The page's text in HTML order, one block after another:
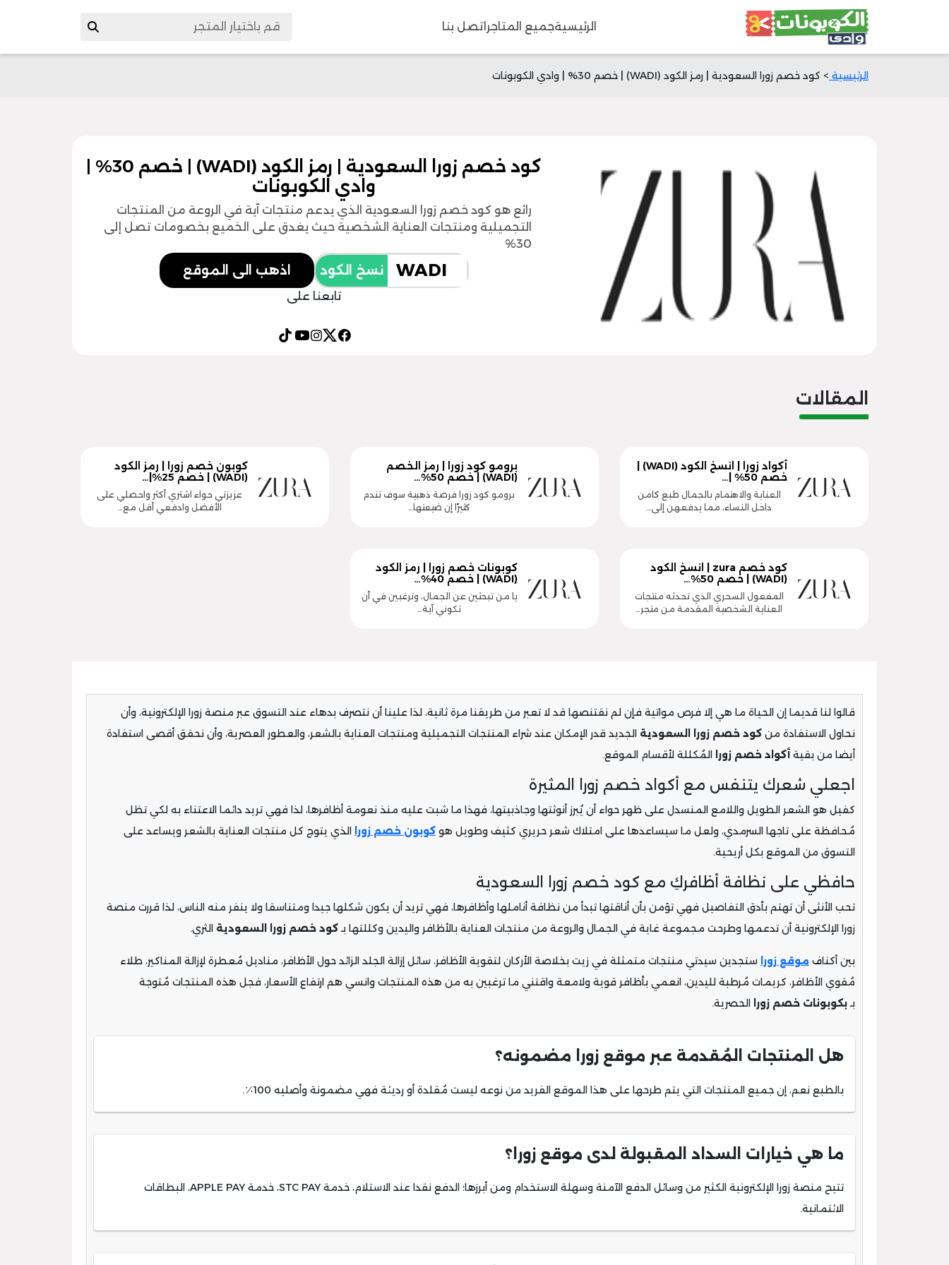
الرئيسيةجميع المتاجر اتصل بنا
الرئيسية > كود خصم زورا السعودية | رمز الكود (WADI) | خصم 30% | وادي الكوبونات
كود خصم زورا السعودية | رمز الكود (WADI) | خصم 30% |
وادي الكوبونات
رائع هو كود خصم زورا السعودية الذي يدعم منتجات آية في الروعة من المنتجات
التجميلية ومنتجات العناية الشخصية حيث يغدق على الخميع بخصومات تصل إلى
30%
نسخ الكود اذهب الى الموقع
تابعنا على
المقالات
أكواد زورا | انسخ الكود (WADI) |
خصم 50% |…
العناية والاهتمام بالجمال طبع كامن
داخل النساء، مما يدفعهن إلى…
برومو كود زورا | رمز الخصم
(WADI) | خصم 50%…
برومو كود زورا فرصة ذهبية سوف تندم
كثيرًا إن ضيعتها…
كوبون خصم زورا | رمز الكود
(WADI) | خصم 25%|…
عزيزتي حواء اشتري أكثر واحصلي على
الأفضل وادفعي أقل مع…
كود خصم zura | انسخ الكود
(WADI) | خصم 50%…
المفعول السحري الذي تحدثه منتجات
العناية الشخصية المقدمة من متجر…
كوبونات خصم زورا | رمز الكود
(WADI) | خصم 40%…
يا من تبحثين عن الجمال، وترغبين في أن
تكوني آية…
قالوا لنا قديما إن الحياة ما هي إلا فرص مواتية فإن لم نقتنصها قد لا تعبر من طريقنا مرة ثانية، لذا علينا أن نتصرف بدهاء عند التسوق عبر منصة زورا الإلكترونية، وأن
نحاول الاستفادة من كود خصم زورا السعودية الجديد قدر الإمكان عند شراء المنتجات التجميلية ومنتجات العناية بالشعر، والعطور العصرية، وأن نحقق أقصى استفادة
أيضا من بقية أكواد خصم زورا المُكللة لأقسام الموقع.
اجعلي شعرك يتنفس مع أكواد خصم زورا المثيرة
كفيل هو الشعر الطويل واللامع المنسدل على ظهر حواء أن يُبرز أنوثتها وجاذبيتها، فهذا ما شبت عليه منذ نعومة أظافرها، لذا فهي تريد دائما الاعتناء به لكي تظل
مُحافظة على تاجها السرمدي، ولعل ما سيساعدها على امتلاك شعر حريري كثيف وطويل هو كوبون خصم زورا الذي يتوج كل منتجات العناية بالشعر ويساعد على
التسوق من الموقع بكل أريحية.
حافظي على نظافة أظافركِ مع كود خصم زورا السعودية
تحب الأنثى أن تهتم بأدق التفاصيل فهي تؤمن بأن أناقتها تبدأ من نظافة أناملها وأظافرها، فهي تريد أن يكون شكلها جيدا ومتناسقا ولا ينفر منه الناس، لذا قررت منصة
زورا الإلكترونية أن تدعمها وطرحت مجموعة غاية في الجمال والروعة من منتجات العناية بالأظافر واليدين وكللتها بـكود خصم زورا السعودية الثري.
بين أكناف موقع زورا ستجدين سيدتي منتجات متمثلة في زيت بخلاصة الأركان لتقوية الأظافر، سائل إزالة الجلد الزائد حول الأظافر، مناديل مُعطرة لإزالة المناكير، طلاء
مُقوي الأظافر، كريمات مُرطبة لليدين، انعمي بأظافر قوية ولامعة واقتني ما ترغبين به من هذه المنتجات وانسي هم ارتفاع الأسعار، فجل هذه المنتجات مُتوجة
بـبكوبونات خصم زورا الحصرية.
هل المنتجات المُقدمة عبر موقع زورا مضمونه؟
بالطبع نعم، إن جميع المنتجات التي يتم طرحها على هذا الموقع الفريد من نوعه ليست مُقلدة أو رديئة فهي مضمونة وأصليه 100٪.
ما هي خيارات السداد المقبولة لدى موقع زورا؟
تتيح منصة زورا الإلكترونية الكثير من وسائل الدفع الآمنة وسهلة الاستخدام ومن أبرزها؛ الدفع نقدا عند الاستلام، خدمة STC PAY، خدمة APPLE PAY، البطاقات
الائتمانية.